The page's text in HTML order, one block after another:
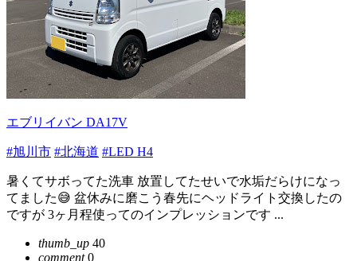
エブリイバン DA17V
#旭川市 #北海道 #LED H4
暑くてサボってた洗車 放置してたせいで水垢だらけになっ
てました😅 盆休みに磨こう春先にヘッドライト交換したの
ですが 3ヶ月程使ってのインプレッションです ...
thumb_up 40
comment0